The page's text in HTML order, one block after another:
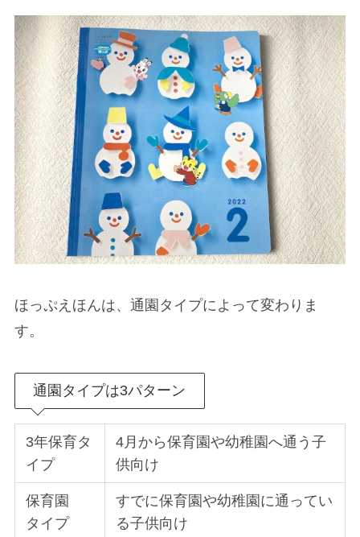
ほっぷえほんは、通園タイプによって変わりま
す。
通園タイプは3パターン
3年保育タ
イプ
4月から保育園や幼稚園へ通う子
供向け
保育園
タイプ
すでに保育園や幼稚園に通ってい
る子供向け